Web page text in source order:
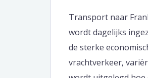
Transport naar
wordt dagelijks
de sterke
vrachtverkeer,